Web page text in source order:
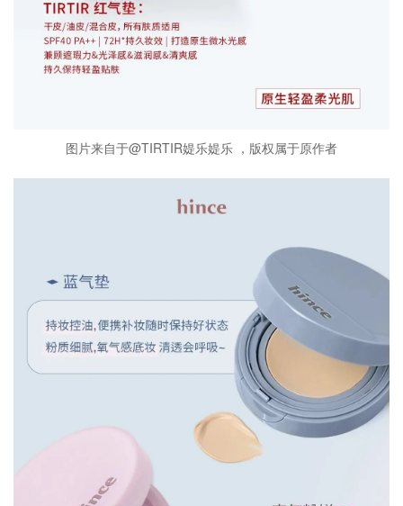
图片来自于@TIRTIR媞乐媞乐 ，版权属于原作者